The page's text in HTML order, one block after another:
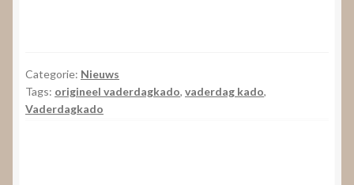
Categorie: Nieuws
Tags: origineel vaderdagkado, vaderdag kado,
Vaderdagkado